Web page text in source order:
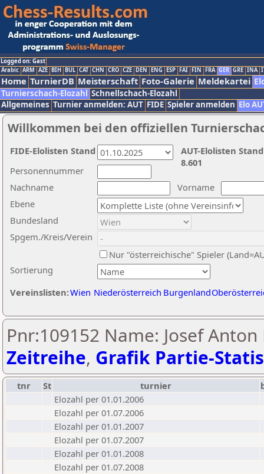
Logged on: Gast
Arabic ARM AZE BIH BUL CAT CHN CRO CZE DEN ENG ESP FAI FIN FRA GER GRE INA
Home TurnierDB Meisterschaft Foto-Galerie Meldekartei
Turnierschach-Elozahl Schnellschach-Elozahl
Allgemeines Turnier anmelden: AUT FIDE Spieler anmelden Elo
Willkommen bei den offiziellen
Nachname
Vorname
Ebene
Sortierung
Personennummer
Bundesland
Spgem./Kreis/Verein
Nur "österreichische" Spieler
Vereinslisten:Wien Niederösterreich Burgenland
AUT-Elolisten
8.601
FIDE-Elolisten Stand
Pnr:109152 Name: Josef
Zeitreihe, Grafik Partie-
tnr St turnier
Elozahl per 01.01.2006
Elozahl per 01.07.2006
Elozahl per 01.01.2007
Elozahl per 01.07.2007
Elozahl per 01.01.2008
Elozahl per 01.07.2008